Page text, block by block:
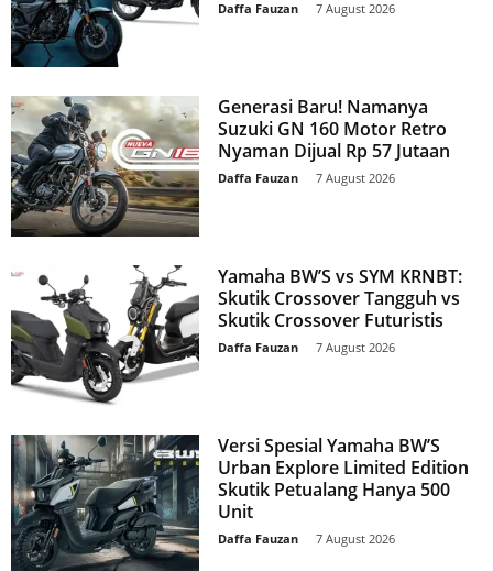
Daffa Fauzan 7 August 2026
Generasi Baru! Namanya
Suzuki GN 160 Motor Retro
Nyaman Dijual Rp 57 Jutaan
Daffa Fauzan 7 August 2026
Yamaha BW’S vs SYM KRNBT:
Skutik Crossover Tangguh vs
Skutik Crossover Futuristis
Daffa Fauzan 7 August 2026
Versi Spesial Yamaha BW’S
Urban Explore Limited Edition
Skutik Petualang Hanya 500
Unit
Daffa Fauzan 7 August 2026